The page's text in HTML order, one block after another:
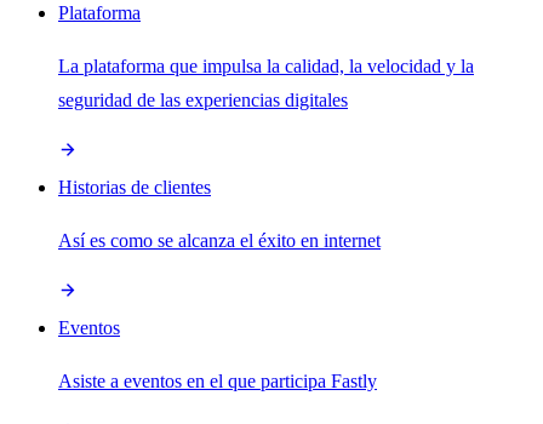
Plataforma
La plataforma que impulsa la calidad, la velocidad y la
seguridad de las experiencias digitales
Historias de clientes
Así es como se alcanza el éxito en internet
Eventos
Asiste a eventos en el que participa Fastly